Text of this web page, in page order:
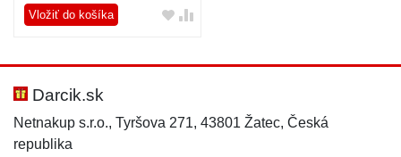
Vložiť do košíka
Darcik.sk
Netnakup s.r.o., Tyršova 271, 43801 Žatec, Česká
republika